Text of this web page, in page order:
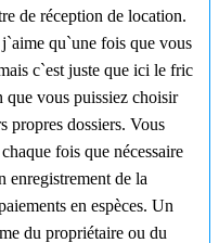
de réception de location.
qu`une fois que vous
c`est juste que ici le fric
que vous puissiez choisir
propres dossiers. Vous
fois que nécessaire
enregistrement de la
en espèces. Un
du propriétaire ou du